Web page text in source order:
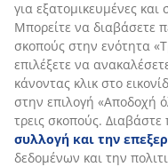
για εξατομικευμένες και
Μπορείτε να διαβάσετε
σκοπούς στην ενότητα
επιλέξετε να
κάνοντας κλικ στο
στην επιλογή «Αποδοχή
τρεις σκοπούς. Διαβάστε
συλλογή και την
δεδομένων και την